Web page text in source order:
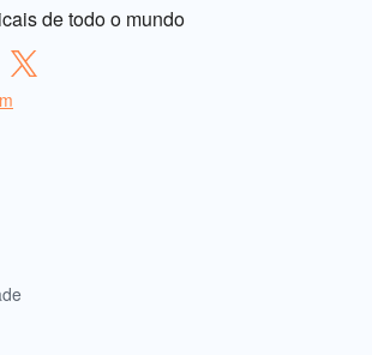
de todo o mundo